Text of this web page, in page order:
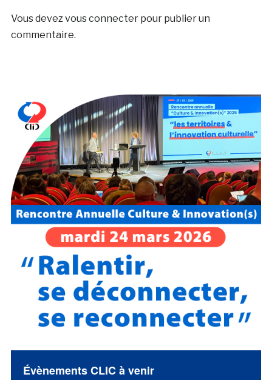
Vous devezvous connecterpour publier un
commentaire.
Évènements CLIC à venir